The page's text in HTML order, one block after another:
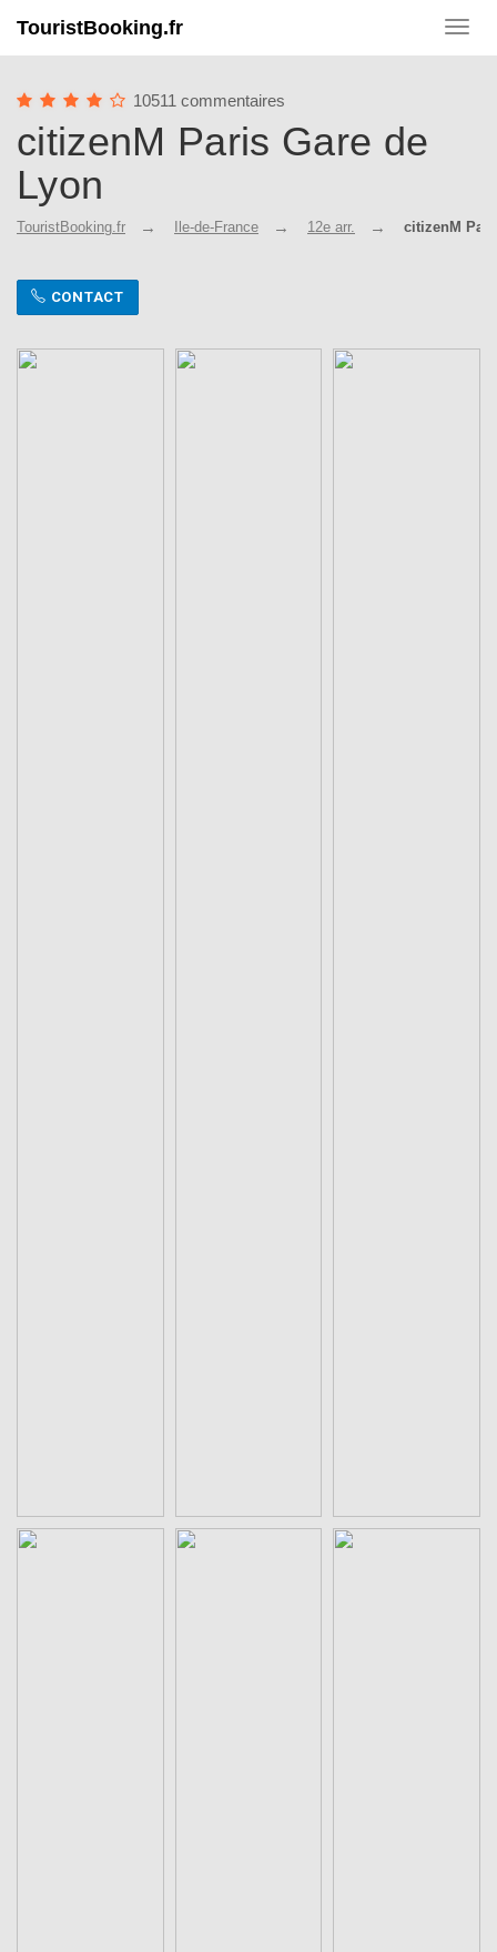
TouristBooking.fr
10511 commentaires
citizenM Paris Gare de
Lyon
TouristBooking.fr Ile-de-France 12e arr. citizenM
CONTACT